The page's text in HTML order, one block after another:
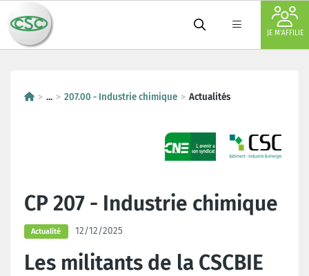
JE M'AFFILIE
... 207.00 - Industrie chimique Actualités
CP 207 - Industrie chimique
Actualité 12/12/2025
Les militants de la CSCBIE